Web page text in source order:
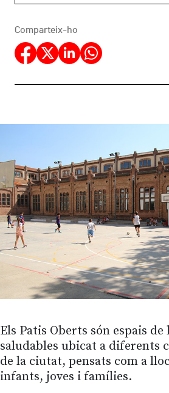
Comparteix-ho
Els Patis Oberts són espais
saludables ubicat a diferents
de la ciutat, pensats com a
infants, joves i famílies.